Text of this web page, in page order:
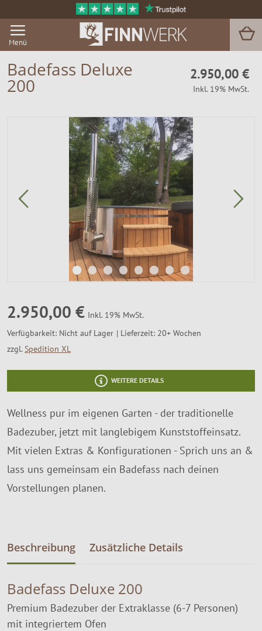
Menü
Grill & BBQ
Garten & Outdoor
Service
Badefass Deluxe
200
2.950,00 €
Inkl. 19% MwSt.
2.950,00 € Inkl. 19% MwSt.
Verfügbarkeit: Nicht auf Lager
Lieferzeit: 20+ Wochen
zzgl. Spedition XL
WEITERE DETAILS
Wellness pur im eigenen Garten - der traditionelle
Badezuber, jetzt mit langlebigem Kunststoffeinsatz.
Mit vielen Extras & Konfigurationen - Sprich uns an &
lass uns gemeinsam ein Badefass nach deinen
Vorstellungen planen.
Beschreibung Zusätzliche Details
Badefass Deluxe 200
Premium Badezuber der Extraklasse (6-7 Personen)
mit integriertem Ofen